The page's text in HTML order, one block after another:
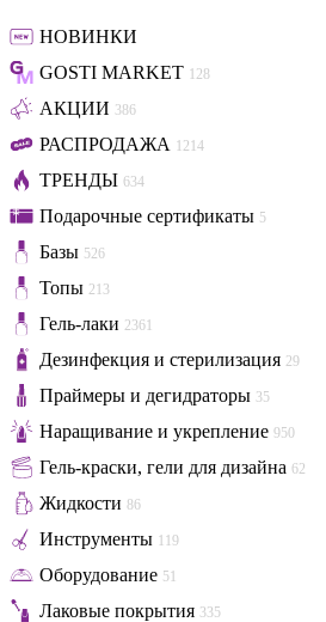
НОВИНКИ
GOSTI MARKET 128
АКЦИИ 386
РАСПРОДАЖА 1214
ТРЕНДЫ 634
Подарочные сертификаты 5
Базы 526
Топы 213
Гель-лаки 2361
Дезинфекция и стерилизация 29
Праймеры и дегидраторы 35
Наращивание и укрепление 950
Гель-краски, гели для дизайна 62
Жидкости 86
Инструменты 119
Оборудование 51
Лаковые покрытия 335